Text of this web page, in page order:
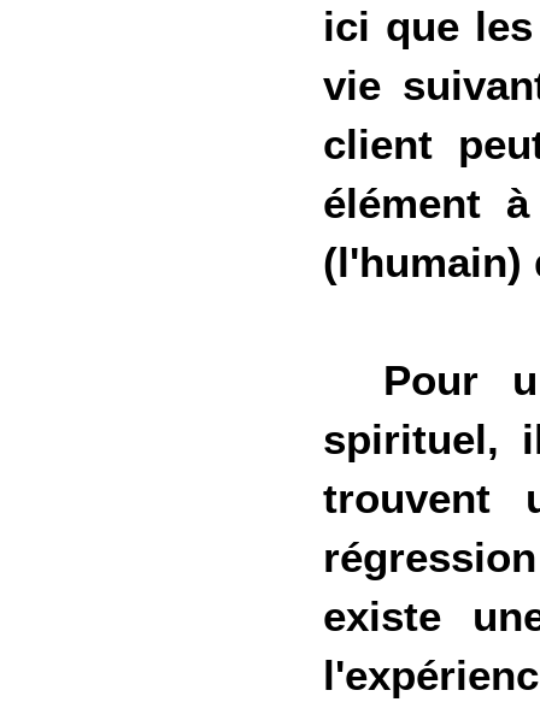
ici que
vie
client
élément
(l'humain)
Pour
spirituel,
trouvent
existe